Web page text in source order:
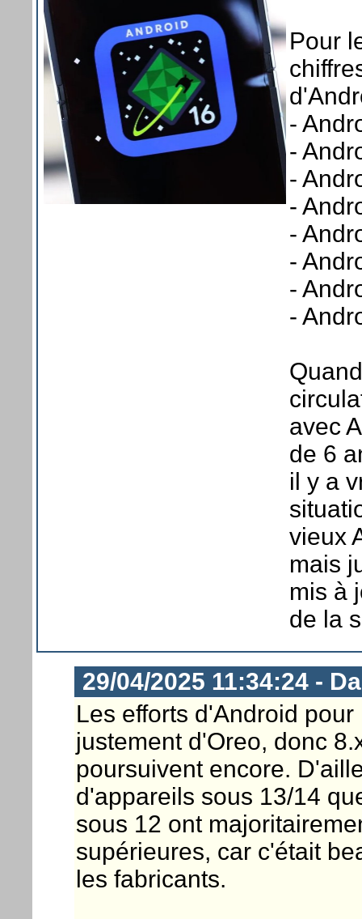
Pour
-
-
-
-
-
-
-
-
avec
de 6
il y a
vieux
mais
mis à
de la
29/04/2025 11:34:24 -
Les efforts d'Android
justement d'Oreo, donc
poursuivent encore.
d'appareils sous 13/14
sous 12 ont
supérieures, car c'était
les fabricants.